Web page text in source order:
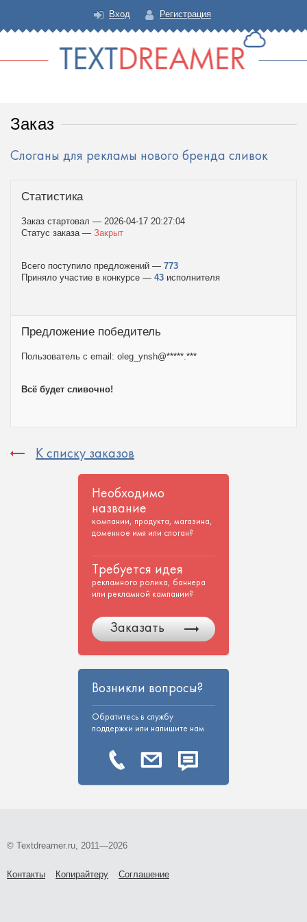
Вход Регистрация
Заказ
Слоганы для рекламы нового бренда сливок
Статистика
Заказ стартовал — 2026-04-17 20:27:04
Статус заказа — Закрыт
Всего поступило предложений — 773
Приняло участие в конкурсе — 43 исполнителя
Предложение победитель
Пользователь с email: oleg_ynsh@*****.***
Всё будет сливочно!
К списку заказов
Необходимо
название
компании, продукта, магазина,
доменное имя или слоган?
Требуется идея
рекламного ролика, баннера
или рекламной кампании?
Заказать
Возникли вопросы?
Обратитесь в службу
поддержки или напишите нам
© Textdreamer.ru, 2011—2026
Контакты Копирайтеру Соглашение